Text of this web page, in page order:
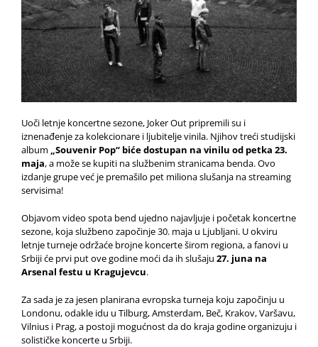
Uoči letnje koncertne sezone, Joker Out pripremili su i
iznenađenje za kolekcionare i ljubitelje vinila. Njihov treći studijski
album „Souvenir Pop“ biće dostupan na vinilu od petka 23.
maja, a može se kupiti na službenim stranicama benda. Ovo
izdanje grupe već je premašilo pet miliona slušanja na streaming
servisima!
Objavom video spota bend ujedno najavljuje i početak koncertne
sezone, koja službeno započinje 30. maja u Ljubljani. U okviru
letnje turneje održaće brojne koncerte širom regiona, a fanovi u
Srbiji će prvi put ove godine moći da ih slušaju 27. juna na
Arsenal festu u Kragujevcu.
Za sada je za jesen planirana evropska turneja koju započinju u
Londonu, odakle idu u Tilburg, Amsterdam, Beč, Krakov, Varšavu,
Vilnius i Prag, a postoji mogućnost da do kraja godine organizuju i
solističke koncerte u Srbiji.